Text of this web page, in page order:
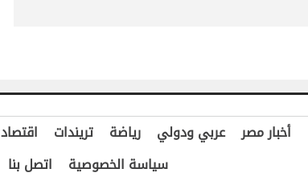
أخبار مصر عربي ودولي رياضة تريندات اقتصاد
سياسة الخصوصية
اتصل بنا